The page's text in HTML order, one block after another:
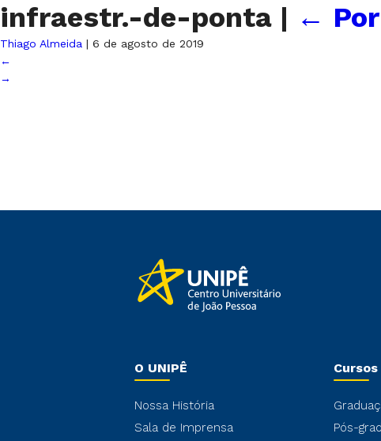
infraestr.-de-ponta | ←
Thiago Almeida | 6 de agosto de 2019
←
→
O UNIPÊ
Nossa História
Sala de Imprensa
Cursos
Pós-